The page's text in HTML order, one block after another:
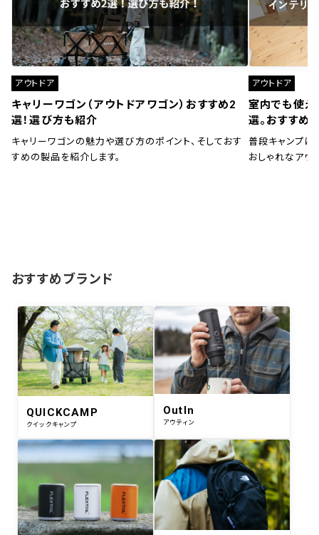
アウトドア
キャリーワゴン（アウトドアワゴン）おすすめ2
選！選び方も紹介
キャリーワゴンの魅力や選び方のポイント、そしておす
すめの製品を紹介します。
アウトドア
室内でも使え
選。おすすめ
普段キャンプに
おしゃれなアウ
おすすめブランド
QUICKCAMP
クイックキャンプ
OutIn
アウティン